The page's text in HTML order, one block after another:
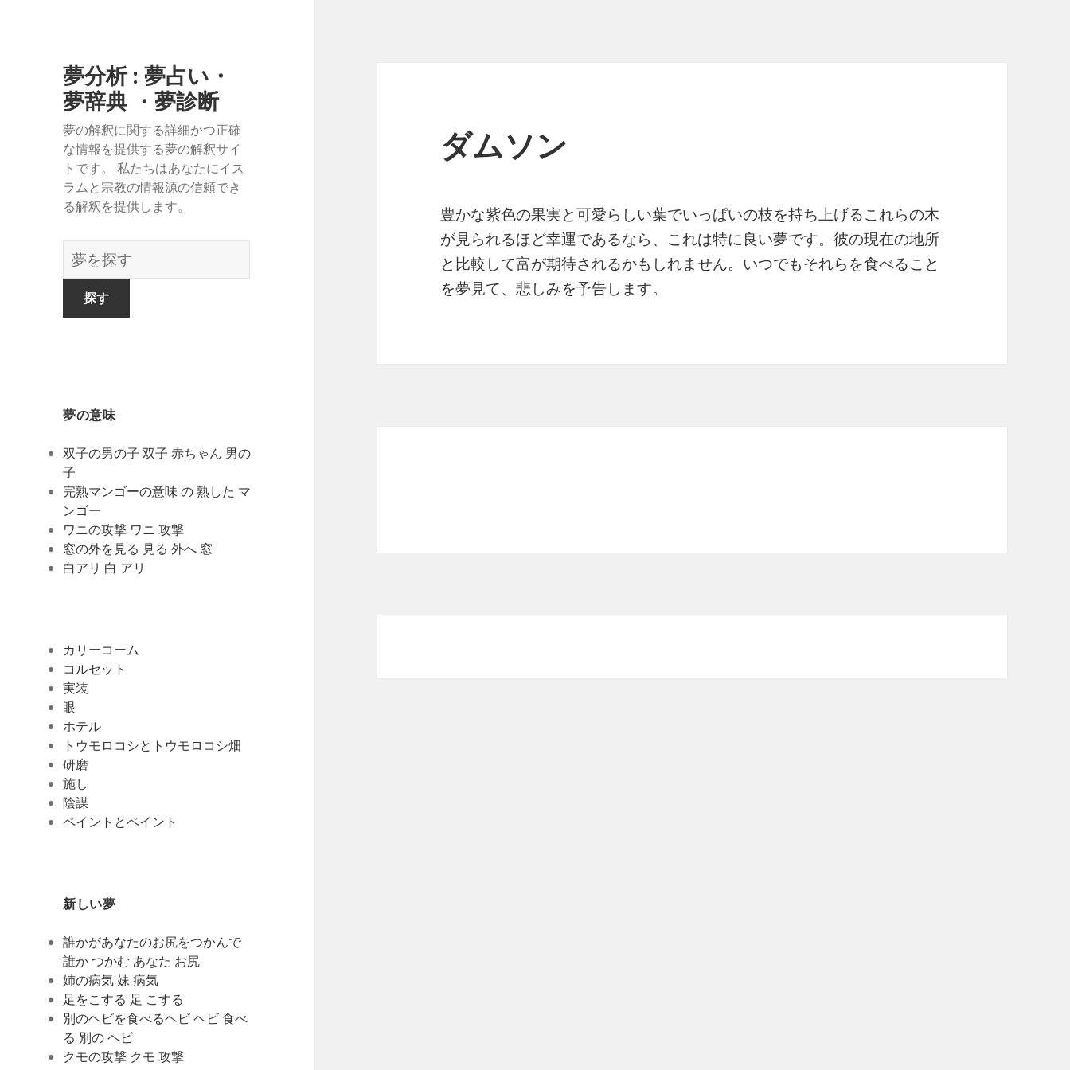
夢分析 : 夢占い・
夢辞典 ・夢診断
夢の解釈に関する詳細かつ正確
な情報を提供する夢の解釈サイ
トです。 私たちはあなたにイス
ラムと宗教の情報源の信頼でき
る解釈を提供します。
夢
の
夢の意味
双子の男の子 双子 赤ちゃん 男の
子
完熟マンゴーの意味 の 熟した マ
ンゴー
ワニの攻撃 ワニ 攻撃
窓の外を見る 見る 外へ 窓
白アリ 白 アリ
カリーコーム
コルセット
実装
眼
ホテル
トウモロコシとトウモロコシ畑
研磨
施し
陰謀
ペイントとペイント
新しい夢
誰かがあなたのお尻をつかんで
誰か つかむ あなた お尻
姉の病気 妹 病気
足をこする 足 こする
別のヘビを食べるヘビ ヘビ 食べ
る 別の ヘビ
クモの攻撃 クモ 攻撃
ダムソン
豊かな紫色の果実と可愛らしい葉でいっぱいの枝を持ち上げるこれらの木
が見られるほど幸運であるなら、これは特に良い夢です。彼の現在の地所
と比較して富が期待されるかもしれません。いつでもそれらを食べること
を夢見て、悲しみを予告します。